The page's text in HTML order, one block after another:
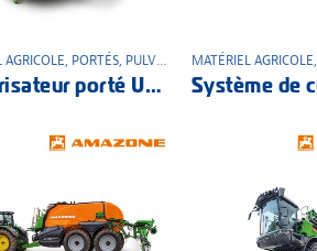
AGRICOLE, PORTÉS, PULVÉRISATEUR
Pulvérisateur porté UF 02
MATÉRIEL AGRICOLE,